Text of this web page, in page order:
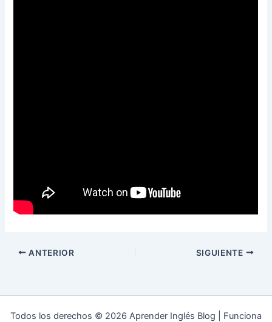
ANTERIOR SIGUIENTE
Todos los derechos © 2026 Aprender Inglés Blog | Funciona